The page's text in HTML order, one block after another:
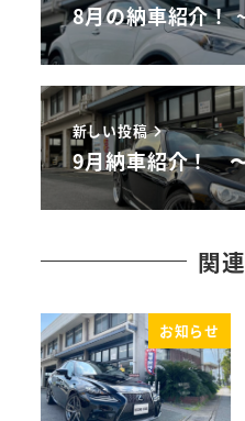
8月の納車紹介！
新しい投稿
9月納車紹介！
関
お知らせ